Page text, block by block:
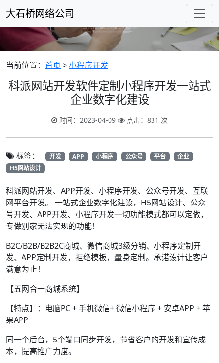
大石桥网络公司
当前位置： 首页 >小程序开发
科派网站开发软件定制小程序开发一站式
企业数字化建设
时间：2023-04-09 点击：831 次
标签： 开发 APP 小程序 公众号 平台
企业
H5网站设计
科派网站开发、APP开发、小程序开发、公众号开发、互联
网平台开发。 一站式企业数字化建设，H5网站设计、公众
号开发、APP开发、小程序开发一切功能模式都可以定做，
专做别家无法实现的功能！
B2C/B2B/B2B2C商城、微信商城3级分销、小程序定制开
发、APP定制开发，拒绝模板，量身定制。承诺设计让客户
满意为止！
【五网合一商城系统】
【特点】：电脑PC + 手机微信+ 微信小程序 + 安卓APP + 苹
果APP
同一个后台，5个端口同步开发，节省客户的开发和宣传成
本，提高推广力度。